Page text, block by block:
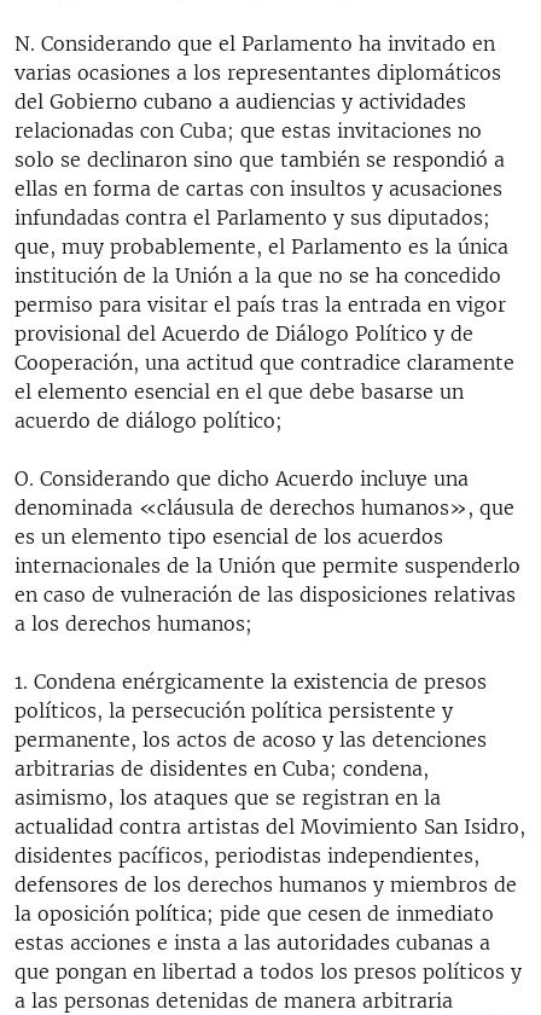
N. Considerando que el Parlamento ha invitado en
varias ocasiones a los representantes diplomáticos
del Gobierno cubano a audiencias y actividades
relacionadas con Cuba; que estas invitaciones no
solo se declinaron sino que también se respondió a
ellas en forma de cartas con insultos y acusaciones
infundadas contra el Parlamento y sus diputados;
que, muy probablemente, el Parlamento es la única
institución de la Unión a la que no se ha concedido
permiso para visitar el país tras la entrada en vigor
provisional del Acuerdo de Diálogo Político y de
Cooperación, una actitud que contradice claramente
el elemento esencial en el que debe basarse un
acuerdo de diálogo político;
O. Considerando que dicho Acuerdo incluye una
denominada «cláusula de derechos humanos», que
es un elemento tipo esencial de los acuerdos
internacionales de la Unión que permite suspenderlo
en caso de vulneración de las disposiciones relativas
a los derechos humanos;
1. Condena enérgicamente la existencia de presos
políticos, la persecución política persistente y
permanente, los actos de acoso y las detenciones
arbitrarias de disidentes en Cuba; condena,
asimismo, los ataques que se registran en la
actualidad contra artistas del Movimiento San Isidro,
disidentes pacíficos, periodistas independientes,
defensores de los derechos humanos y miembros de
la oposición política; pide que cesen de inmediato
estas acciones e insta a las autoridades cubanas a
que pongan en libertad a todos los presos políticos y
a las personas detenidas de manera arbitraria